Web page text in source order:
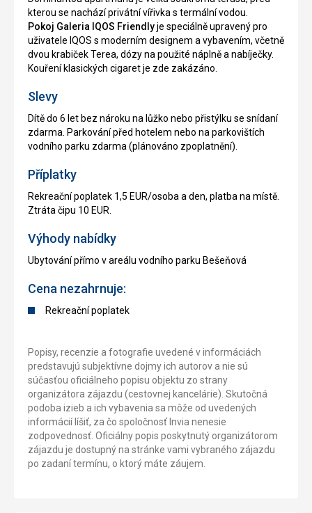
kterou se nachází privátní vířivka s termální vodou.
Pokoj Galeria IQOS Friendlyje speciálně upravený pro
uživatele IQOS s moderním designem a vybavením, včetně
dvou krabiček Terea, dózy na použité náplně a nabíječky.
Kouření klasických cigaret je zde zakázáno.
Slevy
Dítě do 6 let bez nároku na lůžko nebo přistýlku se snídaní
zdarma. Parkování před hotelem nebo na parkovištích
vodního parku zdarma (plánováno zpoplatnění).
Příplatky
Rekreační poplatek 1,5 EUR/osoba a den, platba na místě.
Ztráta čipu 10 EUR.
Výhody nabídky
Ubytování přímo v areálu vodního parku Bešeňová
Cena nezahrnuje:
Rekreační poplatek
Popisy, recenzie a fotografie uvedené v informáciách
predstavujú subjektívne dojmy ich autorov a nie sú
súčasťou oficiálneho popisu objektu zo strany
organizátora zájazdu (cestovnej kancelárie). Skutočná
podoba izieb a ich vybavenia sa môže od uvedených
informácií líšiť, za čo spoločnosť Invia nenesie
zodpovednosť. Oficiálny popis poskytnutý organizátorom
zájazdu je dostupný na stránke vami vybraného zájazdu
po zadaní termínu, o ktorý máte záujem.